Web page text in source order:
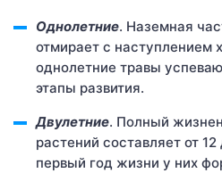
Однолетние. Наземная
отмирает с наступлением
однолетние травы
этапы развития.
Двулетние. Полный
растений составляет от
первый год жизни у них